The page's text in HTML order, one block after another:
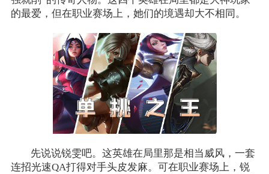
的最爱，但在职业赛场上，她们的境遇却大不相同。
先说说锐雯吧。这英雄在局里那是相当威风，一套
连招光速QA打得对手头皮发麻。可在职业赛场上，锐